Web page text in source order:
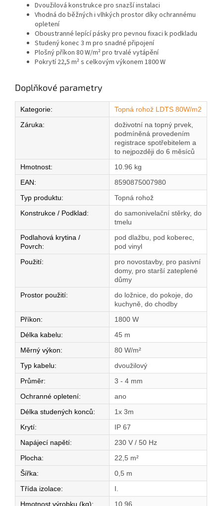
Dvoužilová konstrukce pro snazší instalaci
Vhodná do běžných i vlhkých prostor díky ochrannému
opletení
Oboustranné lepící pásky pro pevnou fixaci k podkladu
Studený konec 3 m pro snadné připojení
Plošný příkon 80 W/m² pro trvalé vytápění
Pokrytí 22,5 m² s celkovým výkonem 1800 W
Doplňkové parametry
Kategorie:
Topná rohož LDTS 80W/m2
Záruka:
doživotní na topný prvek,
podmíněná provedením
registrace spotřebitelem a
to nejpozději do 6 měsíců
Hmotnost:
10.96 kg
EAN:
8590875007980
Typ produktu:
Topná rohož
Konstrukce / Podklad:
do samonivelační stěrky, do
tmelu
Podlahová krytina /
Povrch:
pod dlažbu, pod koberec,
pod vinyl
Použití:
pro novostavby, pro pasivní
domy, pro starší zateplené
důmy
Prostor použití:
do ložnice, do pokoje, do
kuchyně, do chodby
Příkon:
1800 W
Délka kabelu:
45 m
Měrný výkon:
80 W/m²
Typ kabelu:
dvoužilový
Průměr:
3 - 4 mm
Ochranné opletení:
ano
Délka studených konců:
1x 3m
Krytí:
IP 67
Napájecí napětí:
230 V / 50 Hz
Plocha:
22,5 m²
Šířka:
0,5 m
Třída izolace:
I.
Hmotnost výrobku (kg): 10,96